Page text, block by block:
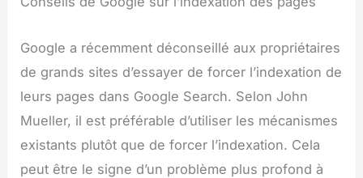
Google a récemment déconseillé aux propriétaires
de grands sites d’essayer de forcer l’indexation de
leurs pages dans Google Search. Selon John
Mueller, il est préférable d’utiliser les mécanismes
existants plutôt que de forcer l’indexation. Cela
peut être le signe d’un problème plus profond à